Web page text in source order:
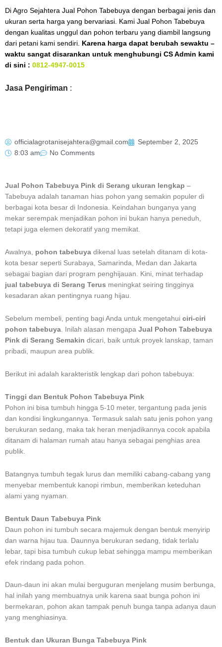
Di Agro Sejahtera Jual Pohon Tabebuya dengan berbagai jenis dan
ukuran serta harga yang bervariasi. Kami Jual Pohon Tabebuya
dengan kualitas unggul dan pohon terbaru yang diambil langsung
dari petani kami sendiri. Karena harga dapat berubah sewaktu –
waktu sangat disarankan untuk menghubungi CS Admin kami
di sini : 0812-4947-0015
Jasa Pengiriman :
officialagrotanisejahtera@gmail.com
September 2, 2025
8:03 am
No Comments
Jual Pohon Tabebuya Pink di Serang ukuran lengkap –
Tabebuya adalah tanaman hias pohon yang semakin populer di
berbagai kota besar di Indonesia. Keindahan bunganya yang
mekar serempak menjadikan pohon ini bukan hanya peneduh,
tetapi juga elemen dekoratif yang memikat.
Awalnya, pohon tabebuya dikenal luas setelah ditanam di kota-
kota besar seperti Surabaya, Samarinda, Medan dan Jakarta
sebagai bagian dari program penghijauan. Kini, minat terhadap
jual tabebuya di Serang Terus meningkat seiring tingginya
kesadaran akan pentingnya ruang hijau.
Sebelum membeli, penting bagi Anda untuk mengetahui ciri-ciri
pohon tabebuya . Inilah alasan mengapa Jual Pohon Tabebuya
Pink di Serang Semakin dicari, baik untuk proyek lanskap, taman
pribadi, maupun area publik.
Berikut ini adalah karakteristik lengkap dari pohon tabebuya:
Tinggi dan Bentuk Pohon Tabebuya Pink
Pohon ini bisa tumbuh hingga 5-10 meter, tergantung pada jenis
dan kondisi lingkungannya. Termasuk salah satu jenis pohon yang
berukuran sedang, maka tak heran menjadikannya cocok apabila
ditanam di halaman rumah atau hanya sebagai penghias area
publik.
Batangnya tumbuh tegak lurus dan memiliki cabang-cabang yang
menyebar membentuk kanopi rimbun, memberikan keteduhan
alami yang nyaman.
Bentuk Daun Tabebuya Pink
Daun pohon ini tumbuh secara majemuk dengan bentuk menyirip
dan warna hijau tua. Daunnya berukuran sedang, tidak terlalu
lebar, tapi bisa tumbuh cukup lebat sehingga mampu memberikan
efek rindang pada pohon.
Daun-daun ini akan mulai berguguran menjelang musim berbunga,
hal inilah yang membuatnya unik karena saat bunga pohon ini
bermekaran, pohon akan tampak penuh bunga tanpa adanya daun
yang menghiasinya.
Bentuk dan Ukuran Bunga Tabebuya Pink